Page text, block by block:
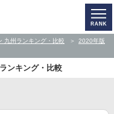
九州ランキング・比較
2020年版
ンキング・比較